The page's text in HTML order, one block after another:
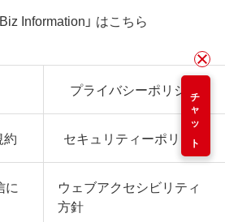
チャット
Biz Information」 はこちら
プライバシーポリシー
約 セキュリティーポリシー
に
ウェブアクセシビリティ
方針